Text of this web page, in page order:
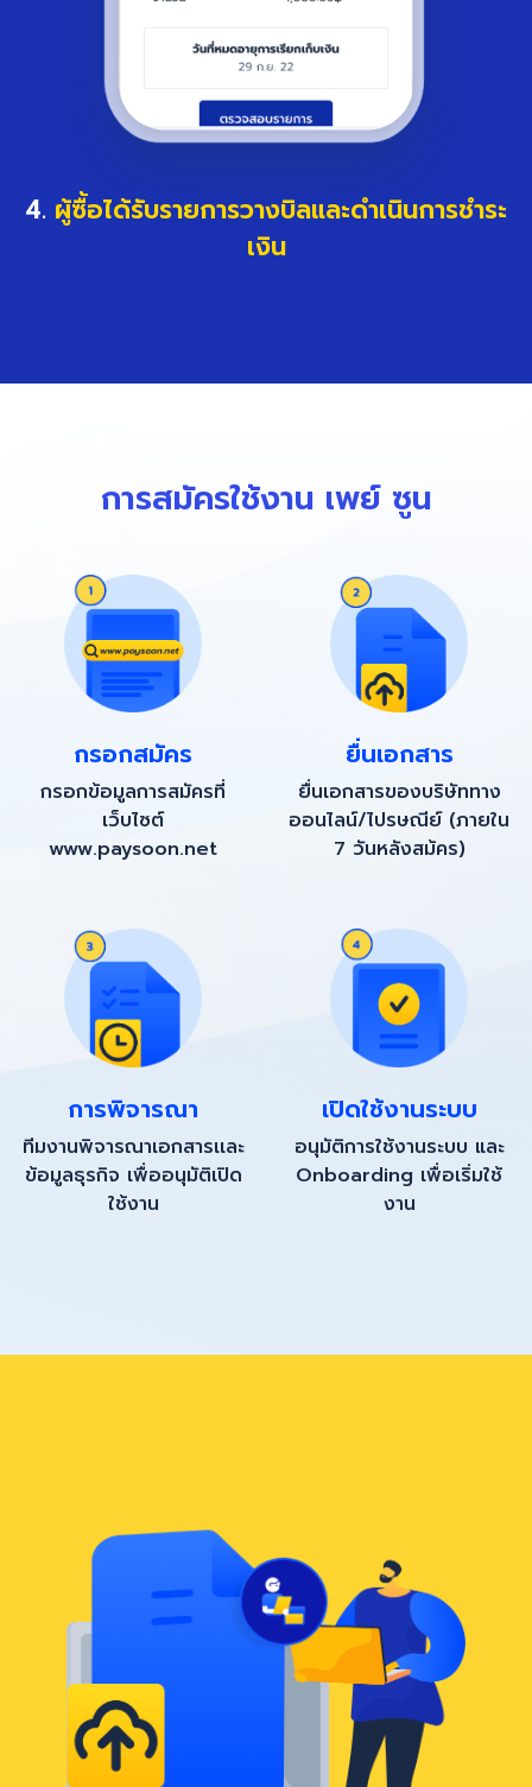
4. ผู้ซื้อได้รับรายการวางบิลและดำเนินการชำระ
เงิน
การสมัครใช้งาน เพย์ ซูน
กรอกสมัคร
กรอกข้อมูลการสมัครที่
เว็บไซต์
www.paysoon.net
ยื่นเอกสาร
ยื่นเอกสารของบริษัททาง
ออนไลน์/ไปรษณีย์ (ภายใน
7 วันหลังสม้คร)
การพิจารณา
ทีมงานพิจารณาเอกสารเเละ
ข้อมูลธุรกิจ เพื่ออนุมัติเปิด
ใช้งาน
เปิดใช้งานระบบ
อนุมัติการใช้งานระบบ และ
Onboarding เพื่อเริ่มใช้
งาน